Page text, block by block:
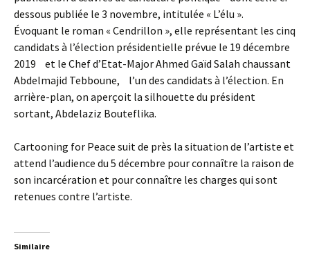
dessous publiée le 3 novembre, intitulée « L’élu ».
Évoquant le roman « Cendrillon », elle représentant les cinq
candidats à l’élection présidentielle prévue le 19 décembre
2019 et le Chef d’Etat-Major Ahmed Gaïd Salah chaussant
Abdelmajid Tebboune, l’un des candidats à l’élection. En
arrière-plan, on aperçoit la silhouette du président
sortant, Abdelaziz Bouteflika.
Cartooning for Peace suit de près la situation de l’artiste et
attend l’audience du 5 décembre pour connaître la raison de
son incarcération et pour connaître les charges qui sont
retenues contre l’artiste.
Similaire